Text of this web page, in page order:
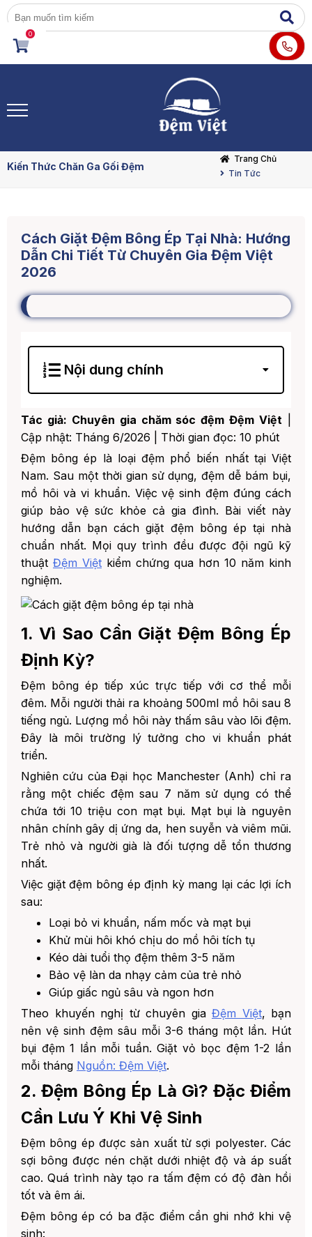
0
Kiến Thức Chăn Ga Gối Đệm
Trang Chủ
Tin Tức
Cách Giặt Đệm Bông Ép Tại Nhà: Hướng
Dẫn Chi Tiết Từ Chuyên Gia Đệm Việt
2026
Nội dung chính
1. 1. Vì Sao Cần Giặt Đệm Bông Ép Định Kỳ?
2. 2. Đệm Bông Ép Là Gì? Đặc Điểm Cần Lưu
Ý Khi Vệ Sinh
3. 3. Chuẩn Bị Dụng Cụ Trước Khi Giặt Đệm
Bông Ép
4. 4. Hướng Dẫn 5 Bước Giặt Đệm Bông Ép
Tại Nhà
1. Bước 1: Tháo Toàn Bộ Vỏ Bọc và
Ga Trải Giường
2. Bước 2: Hút Bụi Toàn Bộ Bề Mặt
Đệm
Soda
5. 5. Các Sai Lầm Thường Gặp Khi Giặt Đệm
Bông Ép
6. 6. Khi Nào Nên Thuê Dịch Vụ Giặt Đệm
Chuyên Nghiệp?
8. 8. Mẹo Bảo Quản Đệm Bông Ép Bền Đẹp
Lâu Dài
9. 9. Câu Hỏi Thường Gặp Về Giặt Đệm Bông
Ép
10. 10. Tổng Kết: Giặt Đệm Đúng Cách - Đầu
11. 🛏️ ĐỆM VIỆT - ĐỊA CHỈ MUA ĐỆM BÔNG
1. 🎁 Ưu đãi đặc biệt khi mua đệm tại
Đệm Việt:
2. 📍 HỆ THỐNG CỬA HÀNG ĐỆM
VIỆT TẠI HÀ NỘI:
3. 📞 HOTLINE TƯ VẤN 24/7:
0344.299.888
4. 🌐 Website: https://demviet.vn/
Tác giả: Chuyên gia chăm sóc đệm Đệm Việt
Cập nhật: Tháng 6/2026 | Thời gian đọc: 10 phút
Đệm bông ép là loại đệm phổ biến nhất tại Việt
Nam. Sau một thời gian sử dụng, đệm dễ bám bụi,
mồ hôi và vi khuẩn. Việc vệ sinh đệm đúng cách
giúp bảo vệ sức khỏe cả gia đình. Bài viết này
hướng dẫn bạn cách giặt đệm bông ép tại nhà
chuẩn nhất. Mọi quy trình đều được đội ngũ kỹ
thuật Đệm Việt kiểm chứng qua hơn 10 năm kinh
nghiệm.
1. Vì Sao Cần Giặt Đệm Bông Ép
Định Kỳ?
Đệm bông ép tiếp xúc trực tiếp với cơ thể mỗi
đêm. Mỗi người thải ra khoảng 500ml mồ hôi sau 8
tiếng ngủ. Lượng mồ hôi này thấm sâu vào lõi đệm.
Đây là môi trường lý tưởng cho vi khuẩn phát
triển.
Nghiên cứu của Đại học Manchester (Anh) chỉ ra
rằng một chiếc đệm sau 7 năm sử dụng có thể
chứa tới 10 triệu con mạt bụi. Mạt bụi là nguyên
nhân chính gây dị ứng da, hen suyễn và viêm mũi.
Trẻ nhỏ và người già là đối tượng dễ tổn thương
nhất.
Việc giặt đệm bông ép định kỳ mang lại các lợi ích
sau:
Loại bỏ vi khuẩn, nấm mốc và mạt bụi
Khử mùi hôi khó chịu do mồ hôi tích tụ
Kéo dài tuổi thọ đệm thêm 3-5 năm
Bảo vệ làn da nhạy cảm của trẻ nhỏ
Giúp giấc ngủ sâu và ngon hơn
Theo khuyến nghị từ chuyên gia Đệm Việt, bạn
nên vệ sinh đệm sâu mỗi 3-6 tháng một lần. Hút
bụi đệm 1 lần mỗi tuần. Giặt vỏ bọc đệm 1-2 lần
mỗi tháng Nguồn: Đệm Việt.
2. Đệm Bông Ép Là Gì? Đặc Điểm
Cần Lưu Ý Khi Vệ Sinh
Đệm bông ép được sản xuất từ sợi polyester. Các
sợi bông được nén chặt dưới nhiệt độ và áp suất
cao. Quá trình này tạo ra tấm đệm có độ đàn hồi
tốt và êm ái.
Đệm bông ép có ba đặc điểm cần ghi nhớ khi vệ
sinh: